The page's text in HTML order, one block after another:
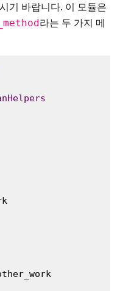
기 바랍니다. 이 모듈은
라는 두 가지 메